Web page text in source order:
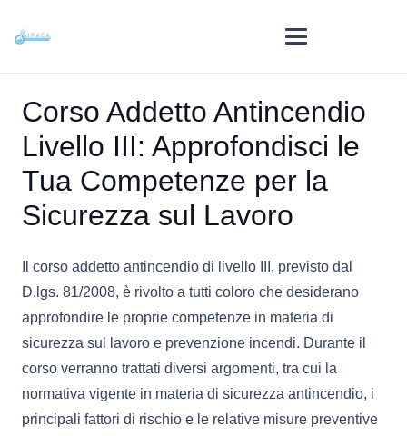
Corso Addetto Antincendio
Livello III: Approfondisci le
Tua Competenze per la
Sicurezza sul Lavoro
Il corso addetto antincendio di livello III, previsto dal
D.lgs. 81/2008, è rivolto a tutti coloro che desiderano
approfondire le proprie competenze in materia di
sicurezza sul lavoro e prevenzione incendi. Durante il
corso verranno trattati diversi argomenti, tra cui la
normativa vigente in materia di sicurezza antincendio, i
principali fattori di rischio e le relative misure preventive